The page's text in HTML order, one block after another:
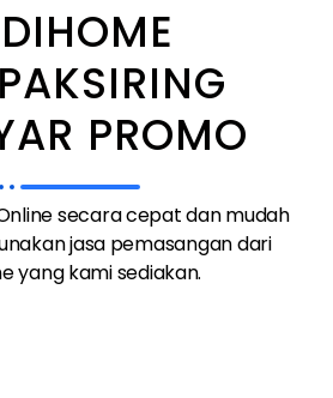
PROMO
secara cepat dan mudah
jasa pemasangan dari
yang kami sediakan.